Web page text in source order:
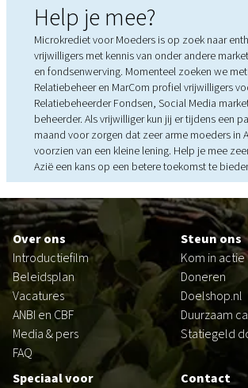
Help je mee?
Microkrediet voor Moeders is op zoek naar
vrijwilligers met kennis van onder andere
en fondsenwerving. Momenteel zoeken we
Relatiebeheer en MarCom profiel vrijwilligers
Relatiebeheerder Fondsen, Social Media
beheerder. Als vrijwilliger kun jij er tijdens een
maand voor zorgen dat zeer arme moeders in
voorzien van een kleine lening. Help je mee
Azië een kans op een betere toekomst te
Footer
Over ons
Introductiefilm
Beleidsplan
Vacatures
ANBI en CBF
Media & pers
FAQ
Steun ons
Kom in actie
Doneren
Doelshop.nl
Duurzaam
Statiegeld
Speciaal voor
Contact